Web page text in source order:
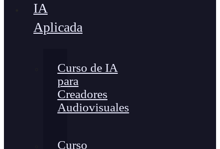
IA
Aplicada
Curso de IA
para
Creadores
Audiovisuales
Curso